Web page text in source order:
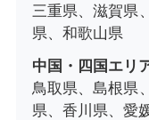
三重県、滋賀県
県、和歌山県
中国・四国エリ
鳥取県、島根県
県、香川県、愛